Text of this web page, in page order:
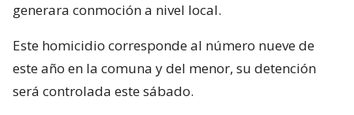
generara conmoción a nivel local.
Este homicidio corresponde al número nueve de
este año en la comuna y del menor, su detención
será controlada este sábado.